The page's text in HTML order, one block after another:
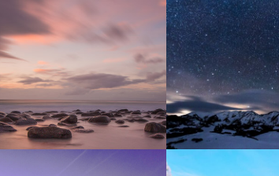
Purple Reef Cuba